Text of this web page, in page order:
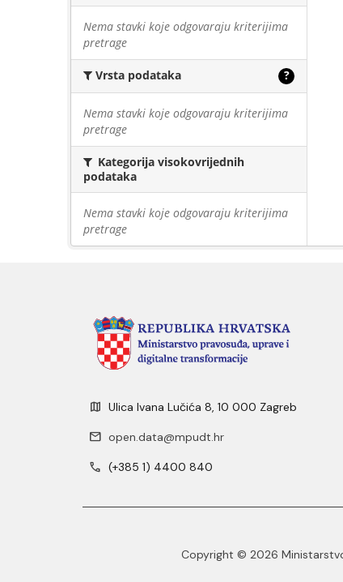
Nema stavki koje odgovaraju kriterijima
pretrage
Vrsta podataka ?
Nema stavki koje odgovaraju kriterijima
pretrage
Kategorija visokovrijednih
podataka
Nema stavki koje odgovaraju kriterijima
pretrage